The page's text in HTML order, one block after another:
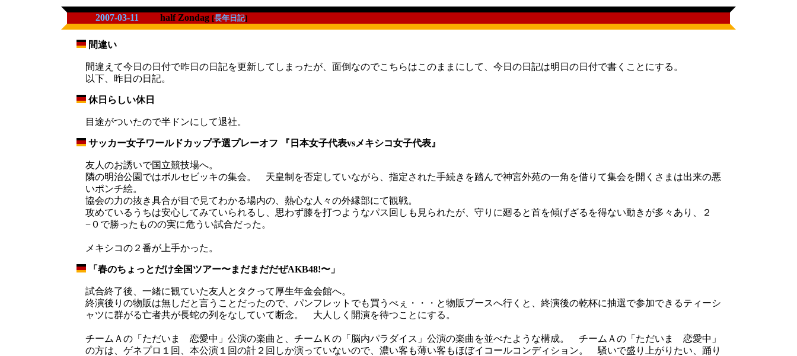
2007-03-11 half Zondag [長年日記]
間違い
間違えて今日の日付で昨日の日記を更新してしまったが、面倒なのでこちらはこのままにして、今日の日記は明日の日付で書くことにする。
以下、昨日の日記。
休日らしい休日
目途がついたので半ドンにして退社。
サッカー女子ワールドカップ予選プレーオフ 『日本女子代表vsメキシコ女子代表』
友人のお誘いで国立競技場へ。
隣の明治公園ではボルセビッキの集会。 天皇制を否定していながら、指定された手続きを踏んで神宮外苑の一角を借りて集会を開くさまは出来の悪
いポンチ絵。
協会の力の抜き具合が目で見てわかる場内の、熱心な人々の外縁部にて観戦。
攻めているうちは安心してみていられるし、思わず膝を打つようなパス回しも見られたが、守りに廻ると首を傾げざるを得ない動きが多々あり、２
−０で勝ったものの実に危うい試合だった。
メキシコの２番が上手かった。
「春のちょっとだけ全国ツアー〜まだまだだぜAKB48!〜」
試合終了後、一緒に観ていた友人とタクって厚生年金会館へ。
終演後りの物販は無しだと言うことだったので、パンフレットでも買うべぇ・・・と物販ブースへ行くと、終演後の乾杯に抽選で参加できるティーシ
ャツに群がる亡者共が長蛇の列をなしていて断念。 大人しく開演を待つことにする。
チームＡの「ただいま 恋愛中」公演の楽曲と、チームＫの「脳内パラダイス」公演の楽曲を並べたような構成。 チームＡの「ただいま 恋愛中」
の方は、ゲネプロ１回、本公演１回の計２回しか演っていないので、濃い客も薄い客もほぼイコールコンディション。 騒いで盛り上がりたい、踊り